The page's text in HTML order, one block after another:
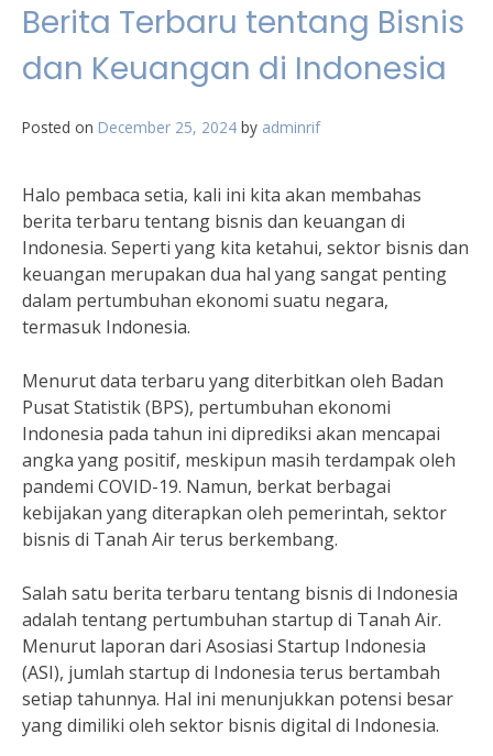
Berita Terbaru tentang Bisnis
dan Keuangan di Indonesia
Posted on December 25, 2024 by adminrif
Halo pembaca setia, kali ini kita akan membahas
berita terbaru tentang bisnis dan keuangan di
Indonesia. Seperti yang kita ketahui, sektor bisnis dan
keuangan merupakan dua hal yang sangat penting
dalam pertumbuhan ekonomi suatu negara,
termasuk Indonesia.
Menurut data terbaru yang diterbitkan oleh Badan
Pusat Statistik (BPS), pertumbuhan ekonomi
Indonesia pada tahun ini diprediksi akan mencapai
angka yang positif, meskipun masih terdampak oleh
pandemi COVID-19. Namun, berkat berbagai
kebijakan yang diterapkan oleh pemerintah, sektor
bisnis di Tanah Air terus berkembang.
Salah satu berita terbaru tentang bisnis di Indonesia
adalah tentang pertumbuhan startup di Tanah Air.
Menurut laporan dari Asosiasi Startup Indonesia
(ASI), jumlah startup di Indonesia terus bertambah
setiap tahunnya. Hal ini menunjukkan potensi besar
yang dimiliki oleh sektor bisnis digital di Indonesia.